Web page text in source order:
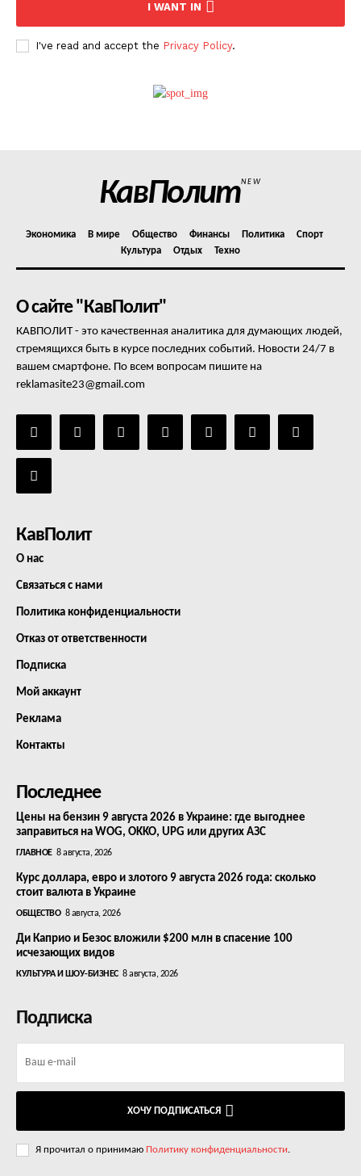
О нас
Политика конфиденциальности
I WANT IN
I've read and accept the Privacy Policy.
КавПолитNEW
Экономика В мире Общество Финансы Политика
Спорт
Культура
Отдых Техно
О сайте "КавПолит"
КАВПОЛИТ - это качественная аналитика для думающих людей,
стремящихся быть в курсе последних событий. Новости 24/7 в
вашем смартфоне. По всем вопросам пишите на
reklamasite23@gmail.com
КавПолит
О нас
Связаться с нами
Политика конфиденциальности
Отказ от ответственности
Подписка
Мой аккаунт
Реклама
Контакты
Последнее
Цены на бензин 9 августа 2026 в Украине: где выгоднее
заправиться на WOG, OKKO, UPG или других АЗС
ГЛАВНОЕ 8 августа, 2026
Курс доллара, евро и злотого 9 августа 2026 года: сколько
стоит валюта в Украине
ОБЩЕСТВО 8 августа, 2026
Ди Каприо и Безос вложили $200 млн в спасение 100
исчезающих видов
КУЛЬТУРА И ШОУ-БИЗНЕС 8 августа, 2026
Подписка
ХОЧУ ПОДПИСАТЬСЯ
Я прочитал о принимаю Политику конфиденциальности.